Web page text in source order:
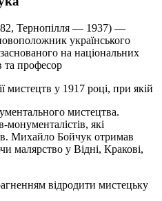
Тернопілля — 1937) —
українського
на національних
та професор
мистецтв у 1917 році, при якій
мистецтва.
які
Михайло Бойчук отримав
малярство у Відні, Кракові,
відродити мистецьку